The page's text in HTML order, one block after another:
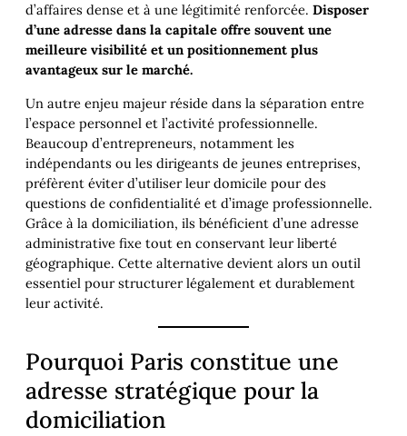
d’affaires dense et à une légitimité renforcée. Disposer
d’une adresse dans la capitale offre souvent une
meilleure visibilité et un positionnement plus
avantageux sur le marché.
Un autre enjeu majeur réside dans la séparation entre
l’espace personnel et l’activité professionnelle.
Beaucoup d’entrepreneurs, notamment les
indépendants ou les dirigeants de jeunes entreprises,
préfèrent éviter d’utiliser leur domicile pour des
questions de confidentialité et d’image professionnelle.
Grâce à la domiciliation, ils bénéficient d’une adresse
administrative fixe tout en conservant leur liberté
géographique. Cette alternative devient alors un outil
essentiel pour structurer légalement et durablement
leur activité.
Pourquoi Paris constitue une
adresse stratégique pour la
domiciliation